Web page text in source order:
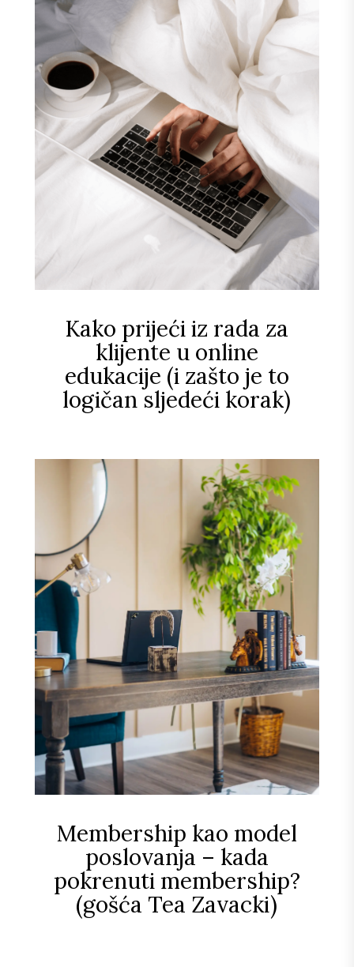
Kako prijeći iz rada za
klijente u online
edukacije (i zašto je to
logičan sljedeći korak)
Membership kao model
poslovanja – kada
pokrenuti membership?
(gošća Tea Zavacki)